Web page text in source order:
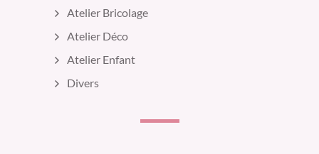
Atelier Bricolage
Atelier Déco
Atelier Enfant
Divers